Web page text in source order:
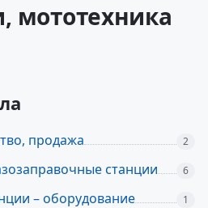
мототехника
продажа 2
станции 6
– оборудование 1